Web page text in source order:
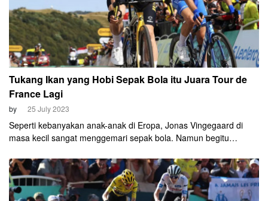
Tukang Ikan yang Hobi Sepak Bola itu Juara Tour de
France Lagi
by 25 July 2023
Seperti kebanyakan anak-anak di Eropa, Jonas Vingegaard di
masa kecil sangat menggemari sepak bola. Namun begitu
sepeda. Olahraga itu mengantarkannya sebagai pembalap yang
sukses back to back champion di Tour de France.